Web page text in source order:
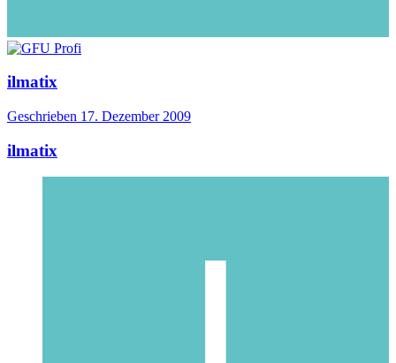
ilmatix
Geschrieben 17. Dezember 2009
ilmatix